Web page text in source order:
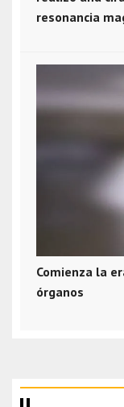
resonancia
Comienza la
órganos